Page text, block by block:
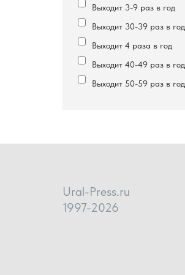
Выходит 3-9 раз в год
Выходит 30-39 раз в год
Выходит 4 раза в год
Выходит 40-49 раз в год
Выходит 50-59 раз в год
Ural-Press.ru
1997-2026